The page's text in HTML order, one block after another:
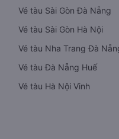
Vé tàu Sài Gòn Đà Nẵng
Vé tàu Sài Gòn Hà Nội
Vé tàu Nha Trang Đà
Vé tàu Đà Nẵng Huế
Vé tàu Hà Nội Vinh